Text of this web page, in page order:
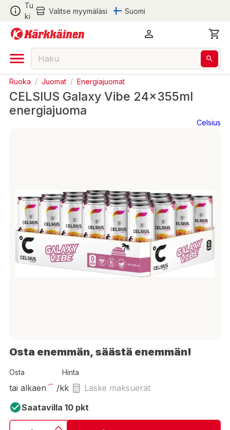
Tu
ki
Valitse myymäläsi Suomi
Ruoka / Juomat / Energiajuomat
CELSIUS Galaxy Vibe 24x355ml
energiajuoma
Celsius
Osta enemmän, säästä enemmän!
Osta Hinta
tai alkaen /kk
Laske maksuerät
Saatavilla 10 pkt